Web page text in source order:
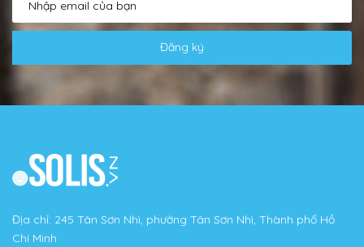
Đăng ký
Địa chỉ: 245 Tân Sơn Nhì, phường Tân Sơn Nhì, Thành phố Hồ
Chí Minh